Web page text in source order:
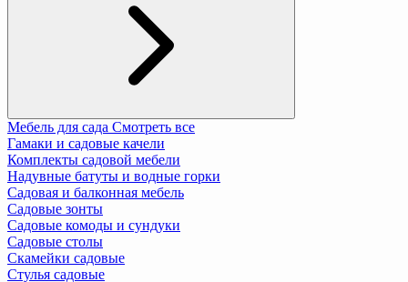
Мебель для сада Смотреть все
Гамаки и садовые качели
Комплекты садовой мебели
Надувные батуты и водные горки
Садовая и балконная мебель
Садовые зонты
Садовые комоды и сундуки
Садовые столы
Скамейки садовые
Стулья садовые